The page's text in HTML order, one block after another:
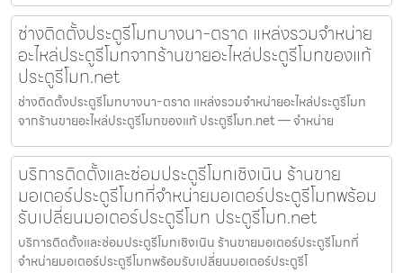
ช่างติดตั้งประตูรีโมทบางนา-ตราด แหล่งรวมจำหน่าย
อะไหล่ประตูรีโมทจากร้านขายอะไหล่ประตูรีโมทของแท้
ประตูรีโมท.net
ช่างติดตั้งประตูรีโมทบางนา-ตราด แหล่งรวมจำหน่ายอะไหล่ประตูรีโมท
จากร้านขายอะไหล่ประตูรีโมทของแท้ ประตูรีโมท.net — จำหน่าย
บริการติดตั้งและซ่อมประตูรีโมทเชิงเนิน ร้านขาย
มอเตอร์ประตูรีโมทที่จำหน่ายมอเตอร์ประตูรีโมทพร้อม
รับเปลี่ยนมอเตอร์ประตูรีโมท ประตูรีโมท.net
บริการติดตั้งและซ่อมประตูรีโมทเชิงเนิน ร้านขายมอเตอร์ประตูรีโมทที่
จำหน่ายมอเตอร์ประตูรีโมทพร้อมรับเปลี่ยนมอเตอร์ประตูรีโ